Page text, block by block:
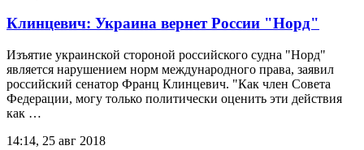
Клинцевич: Украина вернет России "Норд"
Изъятие украинской стороной российского судна "Норд"
является нарушением норм международного права, заявил
российский сенатор Франц Клинцевич. "Как член Совета
Федерации, могу только политически оценить эти действия
как …
14:14, 25 авг 2018